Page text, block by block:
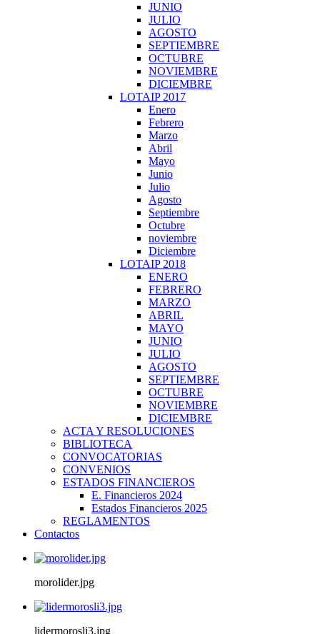
JUNIO
JULIO
AGOSTO
SEPTIEMBRE
OCTUBRE
NOVIEMBRE
DICIEMBRE
LOTAIP 2017
Enero
Febrero
Marzo
Abril
Mayo
Junio
Julio
Agosto
Septiembre
Octubre
noviembre
Diciembre
LOTAIP 2018
ENERO
FEBRERO
MARZO
ABRIL
MAYO
JUNIO
JULIO
AGOSTO
SEPTIEMBRE
OCTUBRE
NOVIEMBRE
DICIEMBRE
ACTA Y RESOLUCIONES
BIBLIOTECA
CONVOCATORIAS
CONVENIOS
ESTADOS FINANCIEROS
E. Financieros 2024
Estados Financieros 2025
REGLAMENTOS
Contactos
morolider.jpg
lidermorosli3.jpg